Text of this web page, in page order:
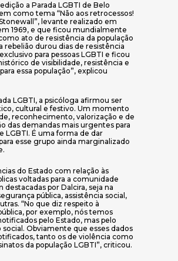
a Parada LGBTI de Belo
como tema “Não aos retrocessos!
levante realizado em
1969, e que ficou mundialmente
ato de resistência da população
rebelião durou dias de resistência
para pessoas LGBTI e ficou
de visibilidade, resistência e
essa população”, explicou
LGBTI, a psicóloga afirmou ser
cultural e festivo. Um momento
reconhecimento, valorização e de
das demandas mais urgentes para
LGBTI. É uma forma de dar
esse grupo ainda marginalizado
do Estado com relação às
voltadas para a comunidade
destacadas por Dalcira, seja na
pública, assistência social,
“No que diz respeito à
por exemplo, nós temos
pelo Estado, mas pelo
Obviamente que esses dados
tanto os de violência como
da população LGBTI”, criticou.